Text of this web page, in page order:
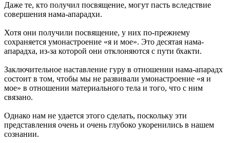
Даже те, кто получил посвящение, могут пасть вследствие
совершения нама-апарадхи.
Хотя они получили посвящение, у них по-прежнему
сохраняется умонастроение «я и мое». Это десятая нама-
апарадха, из-за которой они отклоняются с пути бхакти.
Заключительное наставление гуру в отношении нама-апарадх
состоит в том, чтобы мы не развивали умонастроение «я и
мое» в отношении материального тела и того, что с ним
связано.
Однако нам не удается этого сделать, поскольку эти
представления очень и очень глубоко укоренились в нашем
сознании.